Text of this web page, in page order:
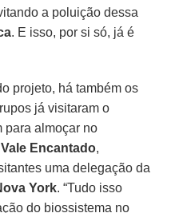
a poluição dessa
. E isso, por si só, já é
projeto, há também os
já visitaram o
para almoçar no
Vale Encantado,
uma delegação da
York. “Tudo isso
do biossistema no